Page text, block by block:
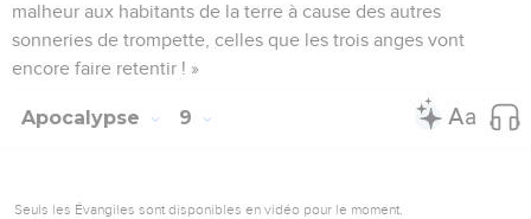
malheur aux habitants de la terre à cause des autres
sonneries de trompette, celles que les trois anges vont
encore faire retentir ! »
Apocalypse 9
Seuls les Évangiles sont disponibles en vidéo pour le moment.